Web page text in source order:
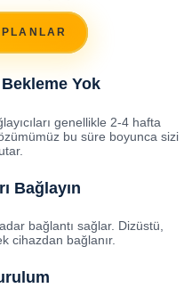
Yok
genellikle 2-4 hafta
bu süre boyunca sizi
Bağlayın
bağlantı sağlar. Dizüstü,
cihazdan bağlanır.